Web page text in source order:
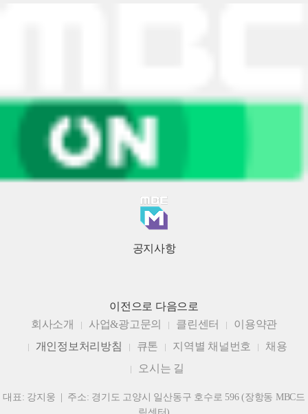
공지사항
이전으로 다음으로
회사소개
사업&광고문의 클린센터
이용약관
개인정보처리방침
큐톤 지역별 채널번호
채용
오시는 길
대표: 강지웅 | 주소: 경기도 고양시 일산동구 호수로 596 (장항동 MBC드